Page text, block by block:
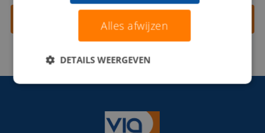
Contact opnemen
Alles afwijzen
DETAILS WEERGEVEN